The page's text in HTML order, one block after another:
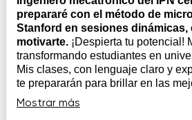
prepararé con el método de
Stanford en sesiones dinámicas,
motivarte. ¡Despierta tu potencial!
transformando estudiantes en
Mis clases, con lenguaje claro y
te prepararán para brillar en las
Soy paciente, flexible y totalmente
éxito. Responsabilidad, confiabilid...
Mostrar más